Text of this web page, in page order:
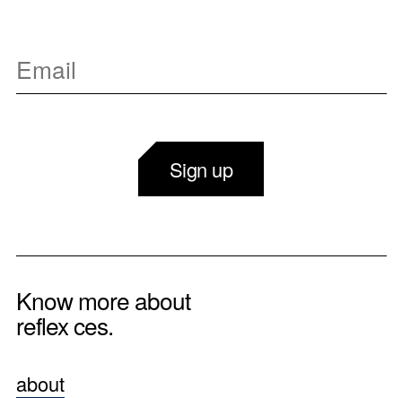
Sign up
Know more about
reflex ces.
about